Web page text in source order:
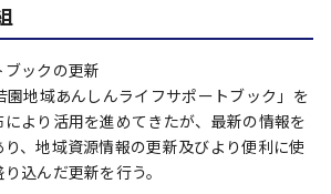
ックの更新
園地域あんしんライフサポートブック」を
より活用を進めてきたが、最新の情報を
、地域資源情報の更新及びより便利に使
込んだ更新を行う。